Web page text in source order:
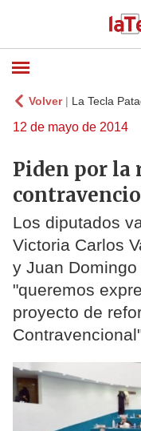
Volver| La Tecla
12 de mayo de 2014
Piden por la
Los diputados
Victoria Carlos
y Juan
"queremos
proyecto de